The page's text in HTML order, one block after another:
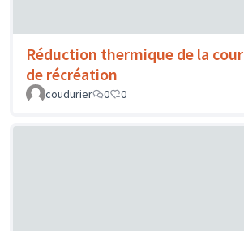
Réduction thermique de la cour
de récréation
coudurier
0 0